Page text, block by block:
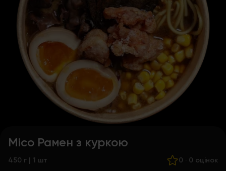
Місо Рамен з куркою
450 г | 1 шт 0 · 0 оцінок